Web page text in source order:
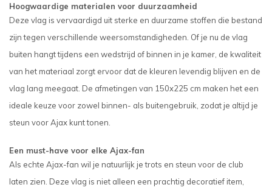
Hoogwaardige materialen voor duurzaamheid
Deze vlag is vervaardigd uit sterke en duurzame stoffen die bestand
zijn tegen verschillende weersomstandigheden. Of je nu de vlag
buiten hangt tijdens een wedstrijd of binnen in je kamer, de kwaliteit
van het materiaal zorgt ervoor dat de kleuren levendig blijven en de
vlag lang meegaat. De afmetingen van 150x225 cm maken het een
ideale keuze voor zowel binnen- als buitengebruik, zodat je altijd je
steun voor Ajax kunt tonen.
Een must-have voor elke Ajax-fan
Als echte Ajax-fan wil je natuurlijk je trots en steun voor de club
laten zien. Deze vlag is niet alleen een prachtig decoratief item,